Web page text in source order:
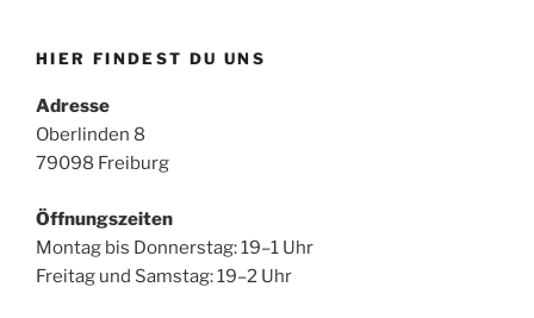
HIER FINDEST DU UNS
Adresse
Oberlinden 8
79098 Freiburg
Öffnungszeiten
Montag bis Donnerstag: 19–1 Uhr
Freitag und Samstag: 19–2 Uhr